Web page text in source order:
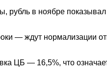
рубль в ноябре
— ждут нормализации
ЦБ — 16,5%, что